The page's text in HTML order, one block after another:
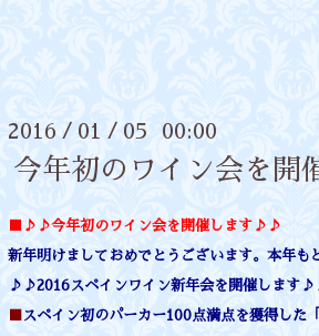
2016 / 01 / 05 00:00
今年初のワイン会を開
■♪♪今年初のワイン会を開催します♪♪
新年明けましておめでとうございます。本年も
♪♪2016スペインワイン新年会を開催します
スペイン初のパーカー100点満点を獲得した「